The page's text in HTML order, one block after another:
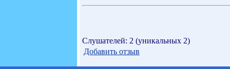
Слушателей: 2 (уникальных 2)
Добавить отзыв